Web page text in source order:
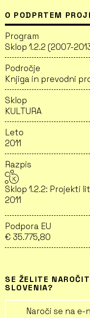
O PODPRTEM
Program
Sklop 1.2.2 (2007-
Področje
Knjiga in prevodni
Sklop
KULTURA
Leto
2011
Razpis
Sklop 1.2.2: Projekti
2011
Podpora EU
€ 35.775,80
SE ŽELITE
SLOVENIA?
Naroči se na e-